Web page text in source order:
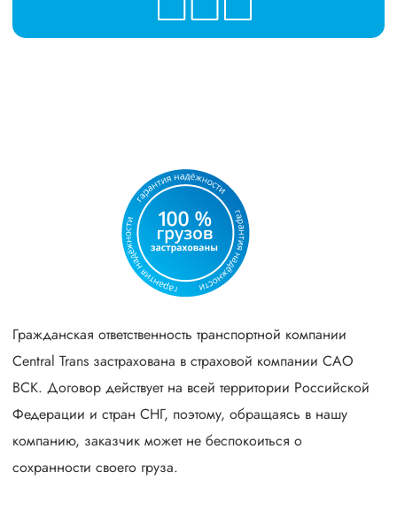
Гражданская ответственность транспортной компании
Central Trans застрахована в страховой компании САО
ВСК. Договор действует на всей территории Российской
Федерации и стран СНГ, поэтому, обращаясь в нашу
компанию, заказчик может не беспокоиться о
сохранности своего груза.